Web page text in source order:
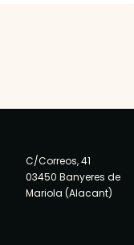
C/Correos, 41
03450 Banyeres de
Mariola (Alacant)